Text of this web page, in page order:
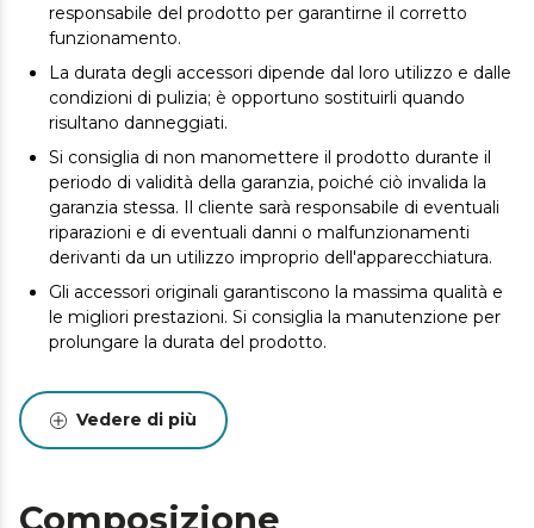
responsabile del prodotto per garantirne il corretto
funzionamento.
La durata degli accessori dipende dal loro utilizzo e dalle
condizioni di pulizia; è opportuno sostituirli quando
risultano danneggiati.
Si consiglia di non manomettere il prodotto durante il
periodo di validità della garanzia, poiché ciò invalida la
garanzia stessa. Il cliente sarà responsabile di eventuali
riparazioni e di eventuali danni o malfunzionamenti
derivanti da un utilizzo improprio dell'apparecchiatura.
Gli accessori originali garantiscono la massima qualità e
le migliori prestazioni. Si consiglia la manutenzione per
prolungare la durata del prodotto.
Vedere di più
Composizione